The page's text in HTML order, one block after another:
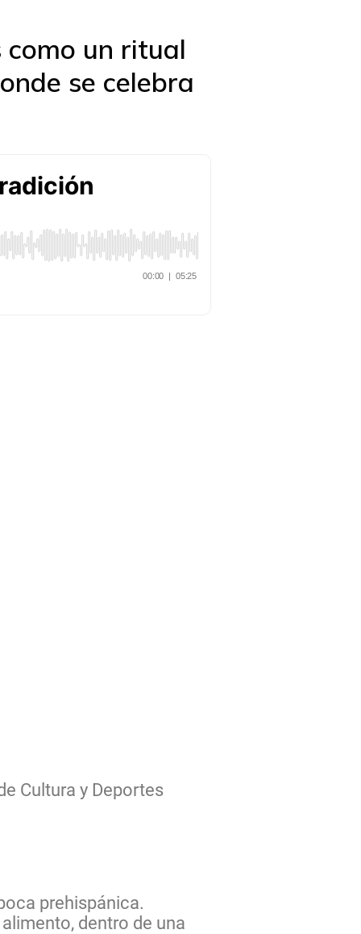
como un ritual
se celebra
Cultura y Deportes
prehispánica.
dentro de una